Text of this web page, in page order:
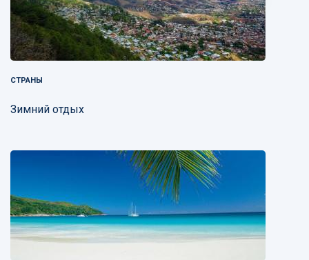
СТРАНЫ
Зимний отдых